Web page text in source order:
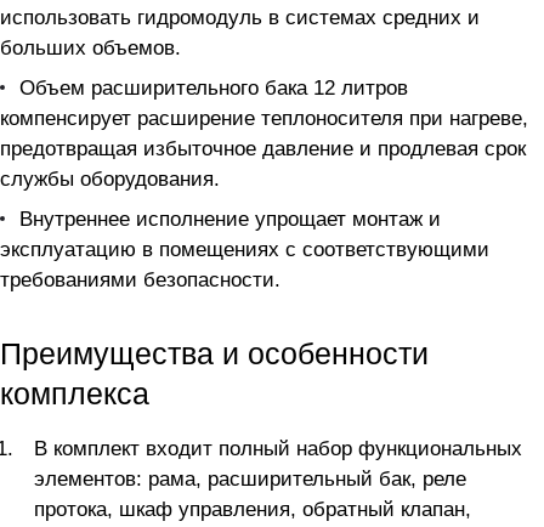
использовать гидромодуль в системах средних и
больших объемов.
Объем расширительного бака 12 литров
компенсирует расширение теплоносителя при нагреве,
предотвращая избыточное давление и продлевая срок
службы оборудования.
Внутреннее исполнение упрощает монтаж и
эксплуатацию в помещениях с соответствующими
требованиями безопасности.
Преимущества и особенности
комплекса
В комплект входит полный набор функциональных
элементов: рама, расширительный бак, реле
протока, шкаф управления, обратный клапан,